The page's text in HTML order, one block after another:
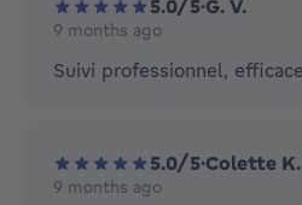
5.0/5·G. V.
9 months ago
Suivi professionnel,
5.0/5·Colette K.
9 months ago